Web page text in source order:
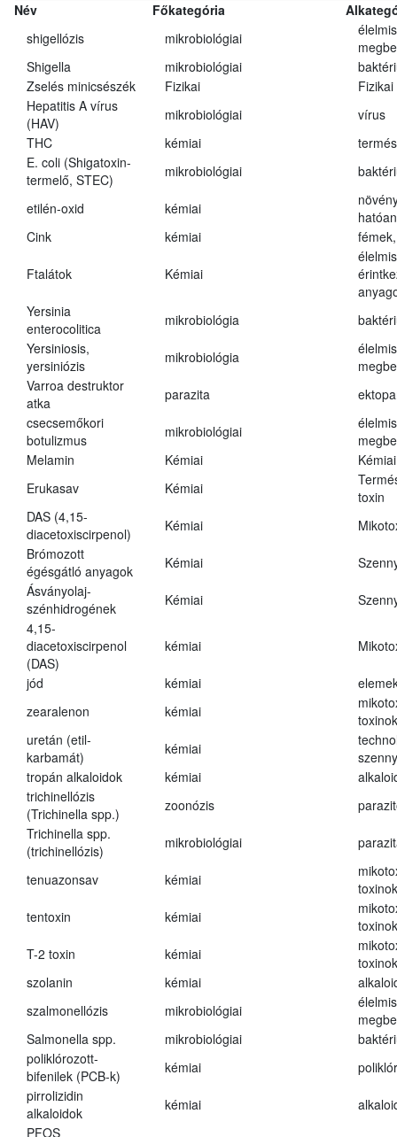
Név Főkategória
shigellózis
mikrobiológiai
Shigella
mikrobiológiai
Zselés minicsészék
Fizikai
Fizikai
Hepatitis A vírus
(HAV)
mikrobiológiai
vírus
THC
kémiai
E. coli (Shigatoxin-
termelő, STEC)
mikrobiológiai
etilén-oxid kémiai
Cink
kémiai
Ftalátok Kémiai
Yersinia
enterocolitica
mikrobiológia
Yersiniosis,
yersiniózis
mikrobiológia
Varroa destruktor
atka
parazita
csecsemőkori
botulizmus
mikrobiológiai
Melamin
Kémiai
Kémiai
Erukasav
Kémiai
toxin
DAS (4,15-
diacetoxiscirpenol)
Kémiai
Brómozott
égésgátló anyagok
Kémiai
Ásványolaj-
szénhidrogének
Kémiai
4,15-
diacetoxiscirpenol
(DAS)
kémiai
jód kémiai
zearalenon
kémiai
toxinok
uretán (etil-
karbamát)
kémiai
tropán alkaloidok
kémiai
trichinellózis
(Trichinella spp.)
zoonózis
Trichinella spp.
(trichinellózis)
mikrobiológiai
tenuazonsav kémiai
toxinok
tentoxin
kémiai
toxinok
T-2 toxin
kémiai
toxinok
szolanin
kémiai
szalmonellózis
mikrobiológiai
Salmonella spp.
mikrobiológiai
poliklórozott-
bifenilek (PCB-k)
kémiai
pirrolizidin
alkaloidok
kémiai
PFOS